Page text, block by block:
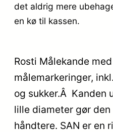
det aldrig mere
en kø til kassen.
Rosti Målekande
målemarkeringer,
og sukker.Â Kanden
lille diameter gør
håndtere. SAN er en